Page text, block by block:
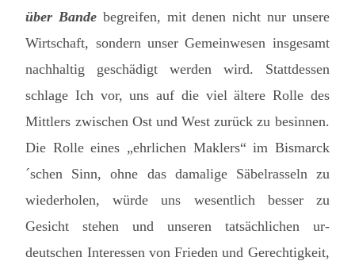
über Bande begreifen, mit denen nicht nur unsere
Wirtschaft, sondern unser Gemeinwesen insgesamt
nachhaltig geschädigt werden wird. Stattdessen
schlage Ich vor, uns auf die viel ältere Rolle des
Mittlers zwischen Ost und West zurück zu besinnen.
Die Rolle eines „ehrlichen Maklers“ im Bismarck
´schen Sinn, ohne das damalige Säbelrasseln zu
wiederholen, würde uns wesentlich besser zu
Gesicht stehen und unseren tatsächlichen ur-
deutschen Interessen von Frieden und Gerechtigkeit,